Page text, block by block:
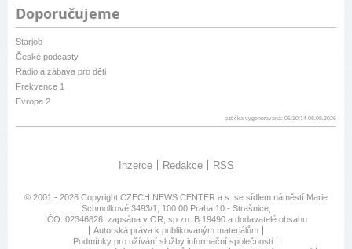
Doporučujeme
Starjob
České podcasty
Rádio a zábava pro děti
Frekvence 1
Evropa 2
patička vygenerovaná: 05:10:14 08.08.2026
Inzerce Redakce RSS
© 2001 - 2026 Copyright CZECH NEWS CENTER a.s. se sídlem náměstí Marie
Schmolkové 3493/1, 100 00 Praha 10 - Strašnice,
IČO: 02346826, zapsána v OR, sp.zn. B 19490 a dodavatelé obsahu
Autorská práva k publikovaným materiálům
Podmínky pro užívání služby informační společnosti